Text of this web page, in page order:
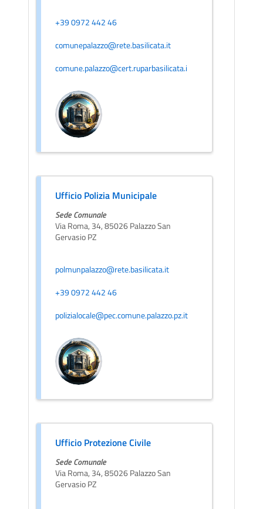
+39 0972 442 46
comunepalazzo@rete.basilicata.it
comune.palazzo@cert.ruparbasilicata.i
Ufficio Polizia Municipale
Sede Comunale
Via Roma, 34, 85026 Palazzo San
Gervasio PZ
polmunpalazzo@rete.basilicata.it
+39 0972 442 46
polizialocale@pec.comune.palazzo.pz.it
Ufficio Protezione Civile
Sede Comunale
Via Roma, 34, 85026 Palazzo San
Gervasio PZ